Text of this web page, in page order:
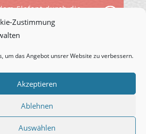
Zustimmung
um das Angebot unsrer Website zu verbessern.
Akzeptieren
Ablehnen
Auswählen
Elefant durch die
Zeeb | 75417 Mühlacker |
Rechte vorbehalten |